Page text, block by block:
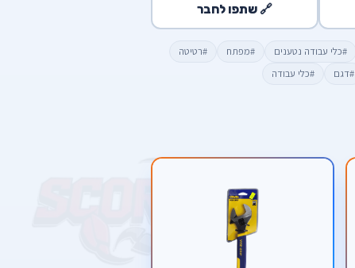
🔗 שתפו לחבר
#כלי עבודה נטענים #מפתח
#רטיטה
#דגם #כלי עבודה